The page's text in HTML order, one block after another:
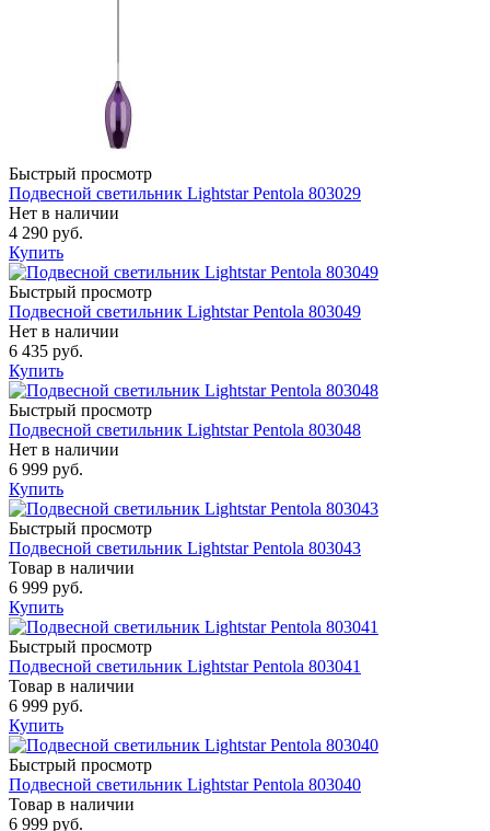
Быстрый просмотр
Подвесной светильник Lightstar Pentola 803029
Нет в наличии
4 290 руб.
Купить
Быстрый просмотр
Подвесной светильник Lightstar Pentola 803049
Нет в наличии
6 435 руб.
Купить
Быстрый просмотр
Подвесной светильник Lightstar Pentola 803048
Нет в наличии
6 999 руб.
Купить
Быстрый просмотр
Подвесной светильник Lightstar Pentola 803043
Товар в наличии
6 999 руб.
Купить
Быстрый просмотр
Подвесной светильник Lightstar Pentola 803041
Товар в наличии
6 999 руб.
Купить
Быстрый просмотр
Подвесной светильник Lightstar Pentola 803040
Товар в наличии
6 999 руб.